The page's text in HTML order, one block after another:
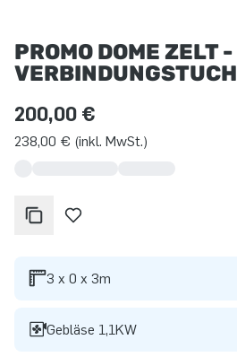
PROMO DOME ZELT -
VERBINDUNGSTUCH
200,00 €
238,00 € (inkl. MwSt.)
3 x 0 x 3m
Gebläse 1,1KW